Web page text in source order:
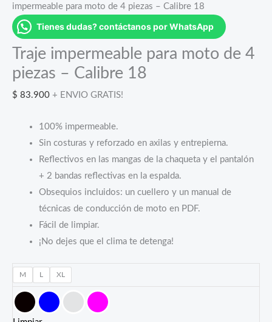
impermeable para moto de 4 piezas – Calibre 18
Tienes dudas? contáctanos por WhatsApp
Traje impermeable para moto de 4
piezas – Calibre 18
$ 83.900 + ENVIO GRATIS!
100% impermeable.
Sin costuras y reforzado en axilas y entrepierna.
Reflectivos en las mangas de la chaqueta y el pantalón
+ 2 bandas reflectivas en la espalda.
Obsequios incluidos: un cuellero y un manual de
técnicas de conducción de moto en PDF.
Fácil de limpiar.
¡No dejes que el clima te detenga!
M XL